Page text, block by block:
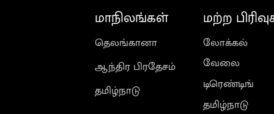
மாநிலங்கள்
தெலங்கானா
ஆந்திர பிரதேசம்
தமிழ்நாடு
மற்ற
லோக்கல்
வேலை
டிரெண்டிங்
தமிழ்நாடு